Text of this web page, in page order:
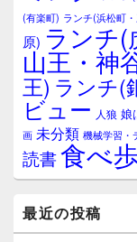
ア(有楽町) ランチ(浜松町
原) ランチ(
山王・神
王) ランチ(
ビュー 人狼 娘
画 未分類 機械学習・
読書食べ
最近の投稿